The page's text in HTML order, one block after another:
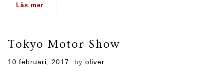
Tokyo Motor Show
Posted
10 februari, 2017 by oliver